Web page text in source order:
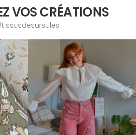
VOS CRÉATIONS